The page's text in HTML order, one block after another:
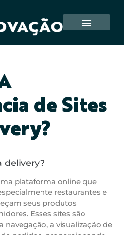
de Sites
delivery?
plataforma online que
restaurantes e
seus produtos
Esses sites são
navegação, a visualização de